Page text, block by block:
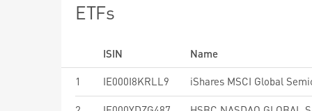
ETFs
ISIN
Name
1
IE000I8KRLL9